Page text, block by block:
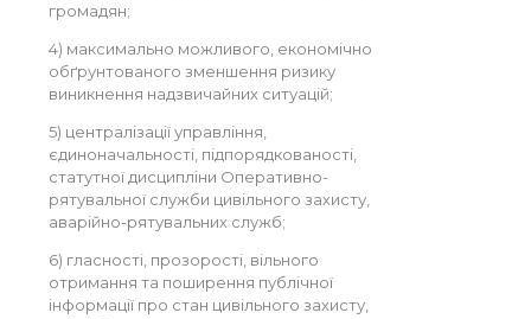
громадян;
4) максимально можливого, економічно
обґрунтованого зменшення ризику
виникнення надзвичайних ситуацій;
5) централізації управління,
єдиноначальності, підпорядкованості,
статутної дисципліни Оперативно-
рятувальної служби цивільного захисту,
аварійно-рятувальних служб;
6) гласності, прозорості, вільного
отримання та поширення публічної
інформації про стан цивільного захисту,